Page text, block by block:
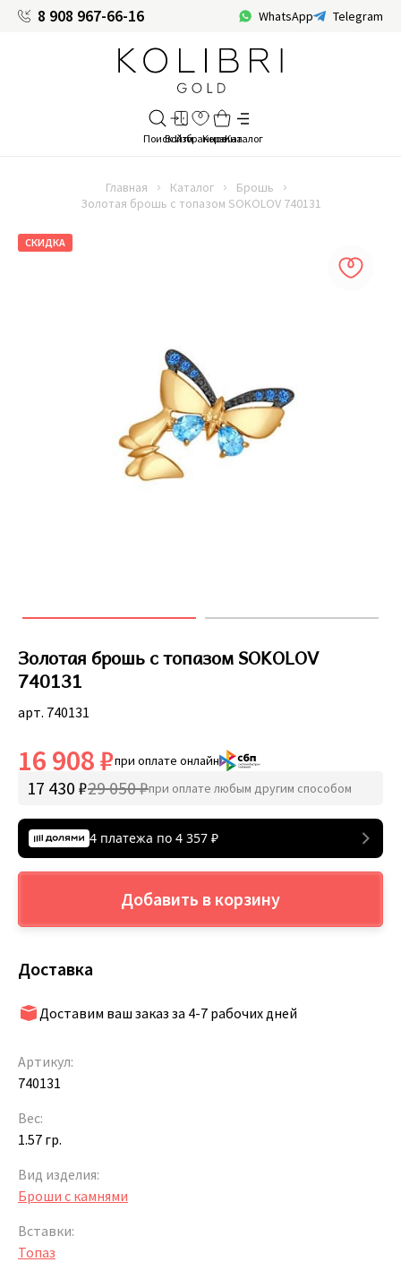
8 908 967-66-16 WhatsApp Telegram
Главная Каталог
Брошь
Золотая брошь с топазом SOKOLOV 740131
СКИДКА
Золотая брошь с топазом SOKOLOV
740131
арт. 740131
16 908 ₽при оплате онлайн
17 430 ₽29 050 ₽при оплате любым другим способом
4 платежа по 4 357 ₽
Добавить в корзину
Доставка
Доставим ваш заказ за 4-7 рабочих дней
Артикул:
740131
Вес:
1.57 гр.
Вид изделия:
Броши с камнями
Вставки:
Топаз